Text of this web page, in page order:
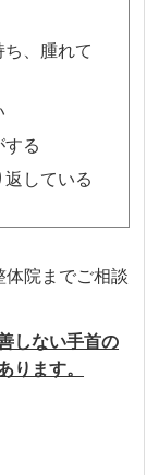
、腫れて
する
している
体院までご相談
しない手首の
ります。